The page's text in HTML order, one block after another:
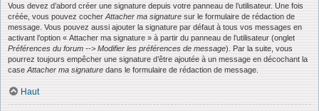
Vous devez d’abord créer une signature depuis votre panneau de l’utilisateur. Une fois
créée, vous pouvez cocher Attacher ma signature sur le formulaire de rédaction de
message. Vous pouvez aussi ajouter la signature par défaut à tous vos messages en
activant l’option « Attacher ma signature » à partir du panneau de l’utilisateur (onglet
Préférences du forum --> Modifier les préférences de message). Par la suite, vous
pourrez toujours empêcher une signature d’être ajoutée à un message en décochant la
case Attacher ma signature dans le formulaire de rédaction de message.
Haut